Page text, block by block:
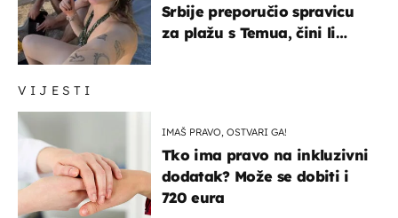
VIJESTI
IMAŠ PRAVO, OSTVARI GA!
Tko ima pravo na inkluzivni
dodatak? Može se dobiti i
720 eura
Srbije preporučio spravicu
za plažu s Temua, čini li